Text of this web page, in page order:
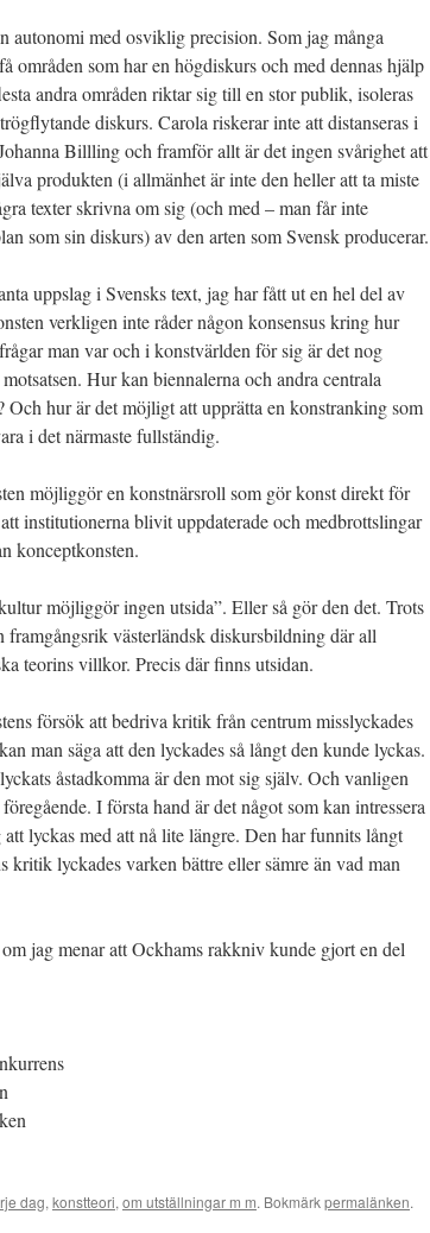
autonomi med osviklig precision. Som jag många
områden som har en högdiskurs och med dennas hjälp
andra områden riktar sig till en stor publik, isoleras
diskurs. Carola riskerar inte att distanseras i
Billling och framför allt är det ingen svårighet att
produkten (i allmänhet är inte den heller att ta miste
texter skrivna om sig (och med – man får inte
som sin diskurs) av den arten som Svensk producerar.
uppslag i Svensks text, jag har fått ut en hel del av
verkligen inte råder någon konsensus kring hur
man var och i konstvärlden för sig är det nog
Hur kan biennalerna och andra centrala
Och hur är det möjligt att upprätta en konstranking som
i det närmaste fullständig.
möjliggör en konstnärsroll som gör konst direkt för
institutionerna blivit uppdaterade och medbrottslingar
konceptkonsten.
möjliggör ingen utsida”. Eller så gör den det. Trots
västerländsk diskursbildning där all
teorins villkor. Precis där finns utsidan.
försök att bedriva kritik från centrum misslyckades
man säga att den lyckades så långt den kunde lyckas.
åstadkomma är den mot sig själv. Och vanligen
I första hand är det något som kan intressera
lyckas med att nå lite längre. Den har funnits långt
lyckades varken bättre eller sämre än vad man
jag menar att Ockhams rakkniv kunde gjort en del
dag, konstteori, om utställningar m m. Bokmärkpermalänken.